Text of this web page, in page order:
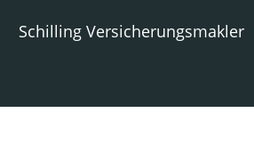
Schilling Versicherungsmakler